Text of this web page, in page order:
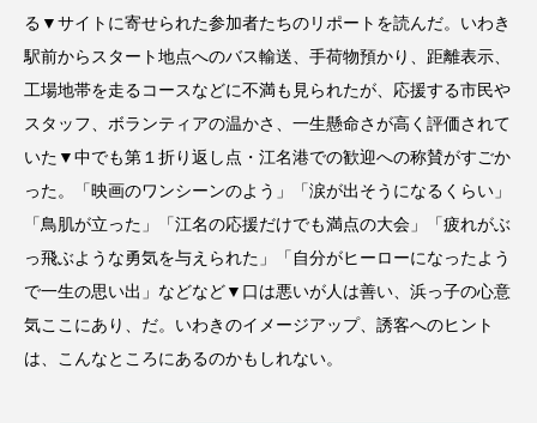
る▼サイトに寄せられた参加者たちのリポートを読んだ。いわき
駅前からスタート地点へのバス輸送、手荷物預かり、距離表示、
工場地帯を走るコースなどに不満も見られたが、応援する市民や
スタッフ、ボランティアの温かさ、一生懸命さが高く評価されて
いた▼中でも第１折り返し点・江名港での歓迎への称賛がすごか
った。「映画のワンシーンのよう」「涙が出そうになるくらい」
「鳥肌が立った」「江名の応援だけでも満点の大会」「疲れがぶ
っ飛ぶような勇気を与えられた」「自分がヒーローになったよう
で一生の思い出」などなど▼口は悪いが人は善い、浜っ子の心意
気ここにあり、だ。いわきのイメージアップ、誘客へのヒント
は、こんなところにあるのかもしれない。